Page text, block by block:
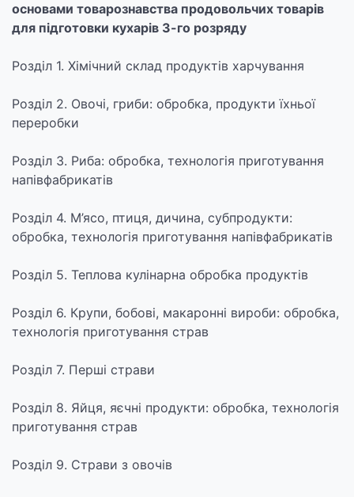
основами товарознавства продовольчих товарів
для підготовки кухарів 3-го розряду
Розділ 1. Хімічний склад продуктів харчування
Розділ 2. Овочі, гриби: обробка, продукти їхньої
переробки
Розділ 3. Риба: обробка, технологія приготування
напівфабрикатів
Розділ 4. М’ясо, птиця, дичина, субпродукти:
обробка, технологія приготування напівфабрикатів
Розділ 5. Теплова кулінарна обробка продуктів
Розділ 6. Крупи, бобові, макаронні вироби: обробка,
технологія приготування страв
Розділ 7. Перші страви
Розділ 8. Яйця, яєчні продукти: обробка, технологія
приготування страв
Розділ 9. Страви з овочів